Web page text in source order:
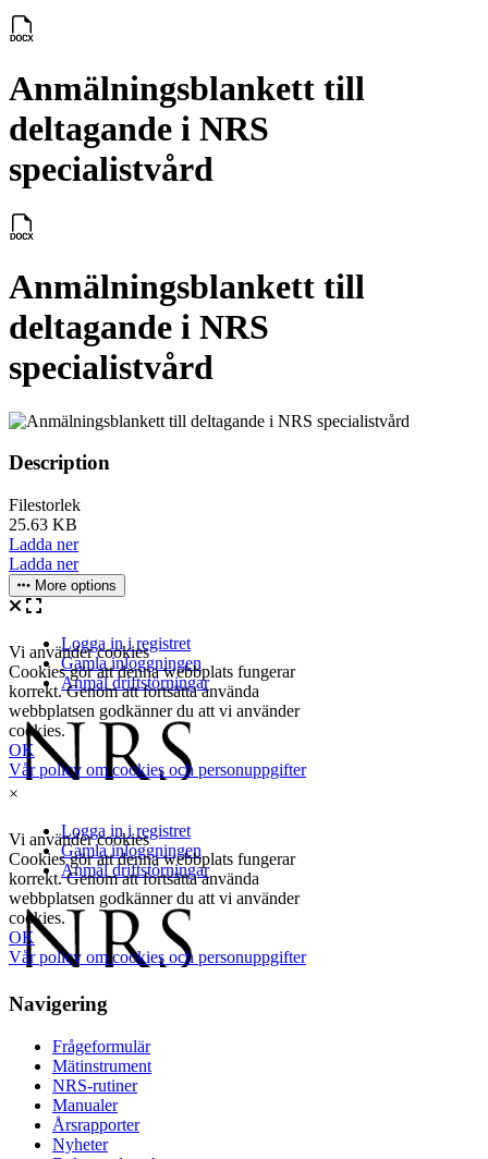
Anmälningsblankett till
deltagande i NRS
specialistvård
Anmälningsblankett till
deltagande i NRS
specialistvård
Description
Filestorlek
25.63 KB
Ladda ner
Ladda ner
More options
×
Navigering
Frågeformulär
Mätinstrument
NRS-rutiner
Manualer
Årsrapporter
Nyheter